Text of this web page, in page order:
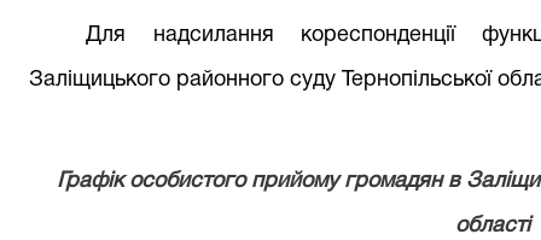
Для надсилання кореспонденції
Заліщицького районного суду Тернопільської
Графік особистого прийому громадян в
області